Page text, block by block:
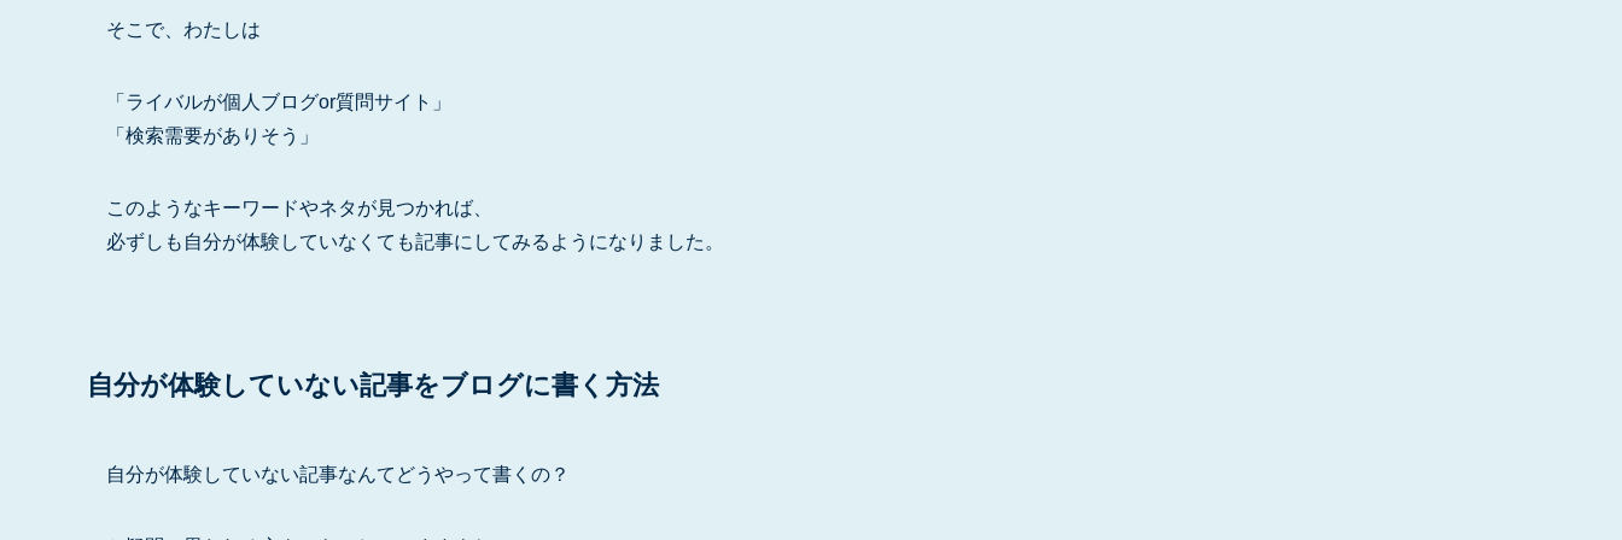
そこで、わたしは
「ライバルが個人ブログor質問サイト」
「検索需要がありそう」
このようなキーワードやネタが見つかれば、
必ずしも自分が体験していなくても記事にしてみるようになりました。
自分が体験していない記事をブログに書く方法
自分が体験していない記事なんてどうやって書くの？